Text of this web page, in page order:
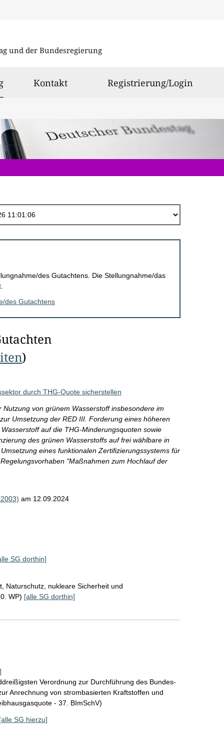
und der Bundesregierung
ausgewählt
Kontakt Registrierung/Login
des Gutachtens. Die Stellungnahme/das
des Gutachtens
)
durch THG-Quote sicherstellen
von grünem Wasserstoff insbesondere im
Umsetzung der RED III. Forderung eines höheren
auf die THG-Minderungsquoten sowie
des grünen Wasserstoffs auf frei wählbare in
eines funktionalen Zertifizierungssystems für
"Maßnahmen zum Hochlauf der
am 12.09.2024
SG dorthin]
Naturschutz, nukleare Sicherheit und
WP) [alle SG dorthin]
Verordnung zur Durchführung des Bundes-
Anrechnung von strombasierten Kraftstoffen und
- 37. BImSchV)
SG hierzu]